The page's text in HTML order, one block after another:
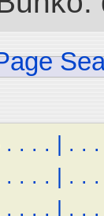
. . . . | . . .
. . . . | . . .
. . . . | . . .